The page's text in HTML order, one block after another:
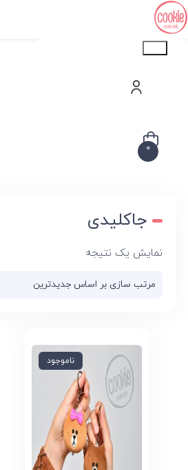
Products
search
0
جاکلیدی
نمایش یک نتیجه
ناموجود